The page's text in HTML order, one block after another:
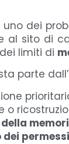
uno dei
al sito di
limiti di
parte
o
permessi